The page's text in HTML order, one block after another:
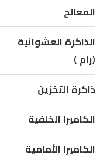
يضمن
لك
الهاتف
البقاء
متصلاً
طوال
يأتي
المعالج
الذاكرة العشوائية
(رام )
ذاكرة التخزين
الكاميرا الخلفية
الكاميرا الأمامية